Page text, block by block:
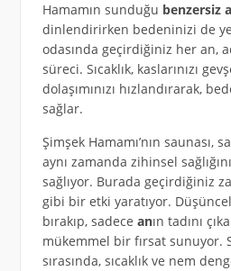
Hamamın sunduğu benzersiz
dinlendirirken bedeninizi de
odasında geçirdiğiniz her an,
süreci. Sıcaklık, kaslarınızı
dolaşımınızı hızlandırarak,
sağlar.
Şimşek Hamamı’nın saunası,
aynı zamanda zihinsel
sağlıyor. Burada geçirdiğiniz
gibi bir etki yaratıyor.
bırakıp, sadece anın tadını
mükemmel bir fırsat sunuyor.
sırasında, sıcaklık ve nem